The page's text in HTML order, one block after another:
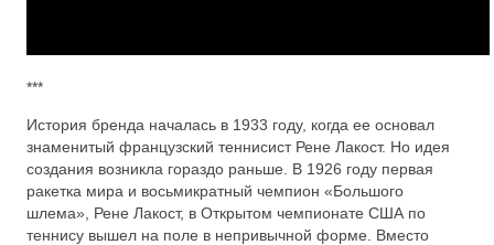
***
История бренда началась в 1933 году, когда ее основал
знаменитый французский теннисист Рене Лакост. Но идея
создания возникла гораздо раньше. В 1926 году первая
ракетка мира и восьмикратный чемпион «Большого
шлема», Рене Лакост, в Открытом чемпионате США по
теннису вышел на поле в непривычной форме. Вместо